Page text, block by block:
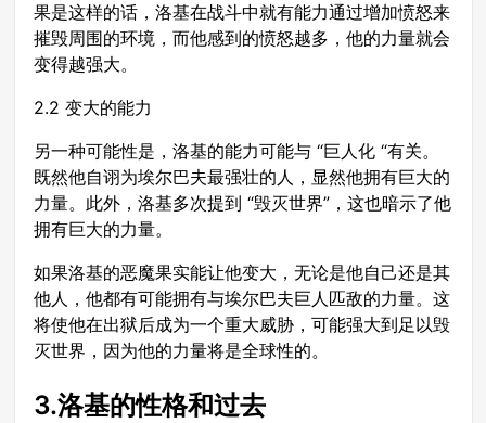
果是这样的话，洛基在战斗中就有能力通过增加愤怒来
摧毁周围的环境，而他感到的愤怒越多，他的力量就会
变得越强大。
2.2 变大的能力
另一种可能性是，洛基的能力可能与 “巨人化 “有关。
既然他自诩为埃尔巴夫最强壮的人，显然他拥有巨大的
力量。此外，洛基多次提到 “毁灭世界”，这也暗示了他
拥有巨大的力量。
如果洛基的恶魔果实能让他变大，无论是他自己还是其
他人，他都有可能拥有与埃尔巴夫巨人匹敌的力量。这
将使他在出狱后成为一个重大威胁，可能强大到足以毁
灭世界，因为他的力量将是全球性的。
3.洛基的性格和过去